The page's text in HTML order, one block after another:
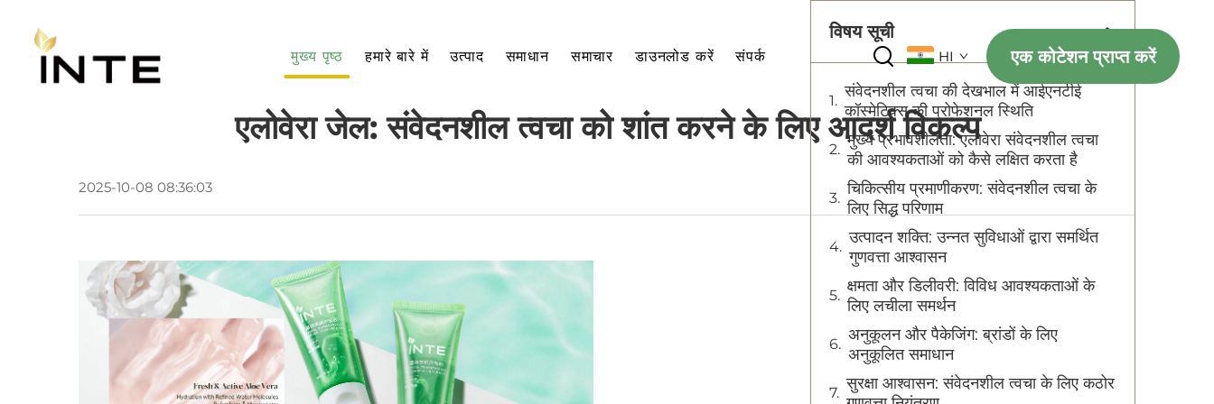
मुख्य पृष्ठ हमारे बारे में उत्पाद समाधान समाचार डाउनलोड करें संपर्क HI एक कोटेशन प्राप्त करें
एलोवेरा जेल: संवेदनशील त्वचा को शांत करने के लिए आदर्श विकल्प
2025-10-08 08:36:03
विषय सूची
संवेदनशील त्वचा की देखभाल में आईएनटीई
कॉस्मेटिक्स की प्रोफेशनल स्थिति
मुख्य प्रभावशीलता: एलोवेरा संवेदनशील त्वचा
की आवश्यकताओं को कैसे लक्षित करता है
चिकित्सीय प्रमाणीकरण: संवेदनशील त्वचा के
लिए सिद्ध परिणाम
उत्पादन शक्ति: उन्नत सुविधाओं द्वारा समर्थित
गुणवत्ता आश्वासन
क्षमता और डिलीवरी: विविध आवश्यकताओं के
लिए लचीला समर्थन
अनुकूलन और पैकेजिंग: ब्रांडों के लिए
अनुकूलित समाधान
सुरक्षा आश्वासन: संवेदनशील त्वचा के लिए कठोर